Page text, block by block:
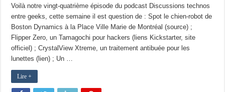
Voilà notre vingt-quatrième épisode du podcast Discussions technos
entre geeks, cette semaine il est question de : Spot le chien-robot de
Boston Dynamics à la Place Ville Marie de Montréal (source) ;
Flipper Zero, un Tamagochi pour hackers (liens Kickstarter, site
officiel) ; CrystalView Xtreme, un traitement antibuée pour les
lunettes (lien) ; Un …
Lire +